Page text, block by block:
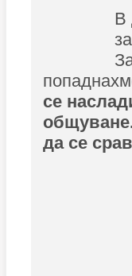
В
се
да се